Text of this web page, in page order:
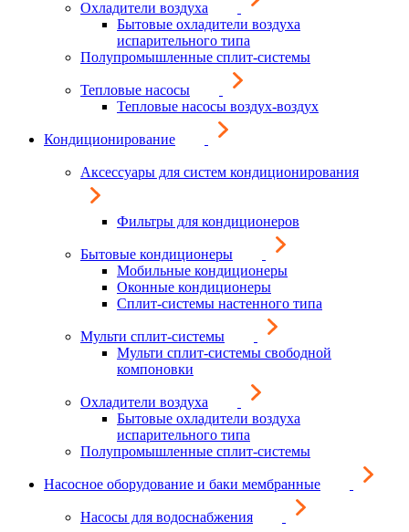
Охладители воздуха
Бытовые охладители воздуха
испарительного типа
Полупромышленные сплит-системы
Тепловые насосы
Тепловые насосы воздух-воздух
Кондиционирование
Аксессуары для систем кондиционирования
Фильтры для кондиционеров
Бытовые кондиционеры
Мобильные кондиционеры
Оконные кондиционеры
Сплит-системы настенного типа
Мульти сплит-системы
Мульти сплит-системы свободной
компоновки
Охладители воздуха
Бытовые охладители воздуха
испарительного типа
Полупромышленные сплит-системы
Насосное оборудование и баки мембранные
Насосы для водоснабжения